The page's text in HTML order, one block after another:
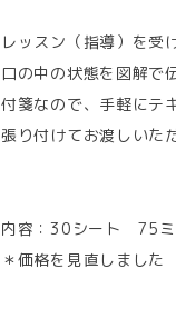
レッスン（指導）を受
口の中の状態を図解で
付箋なので、手軽にテ
張り付けてお渡しいた
内容：30シート 75ミ
＊価格を見直しました